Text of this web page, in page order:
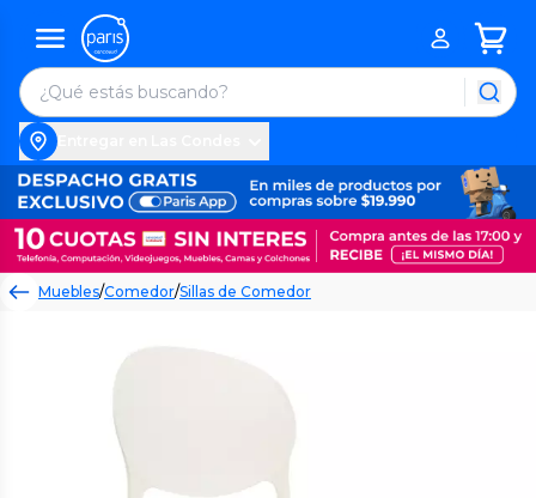
Muebles/Comedor/Sillas de Comedor